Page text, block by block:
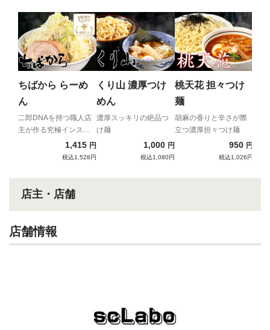
ちばから らーめ
ん
二郎DNAを持つ職人店
主が作る究極インスパ
1,415 円
税込1,528円
くり山 濃厚つけ
めん
濃厚スッキリの絶品つ
け麺
1,000 円
税込1,080円
桃天花 担々つけ
麺
胡麻の香りと辛さが際
立つ濃厚担々つけ麺
950 円
税込1,026円
店主・店舗
店舗情報